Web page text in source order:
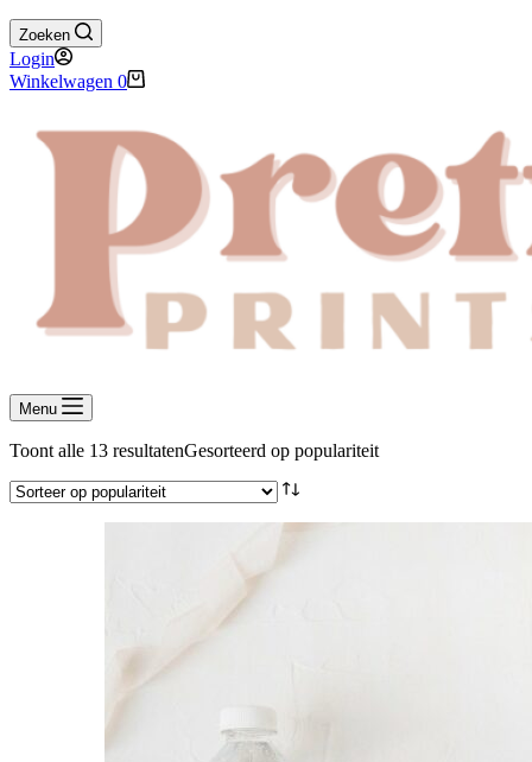
Zoeken
Login
Winkelwagen 0
Menu
Toont alle 13 resultatenGesorteerd op populariteit